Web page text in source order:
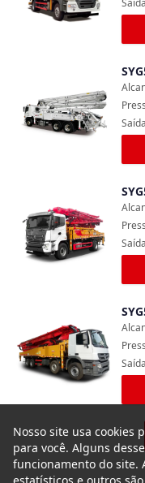
Saída
Saída
Saída
Saída
Nosso site usa cookies
para você. Alguns
funcionamento do site.